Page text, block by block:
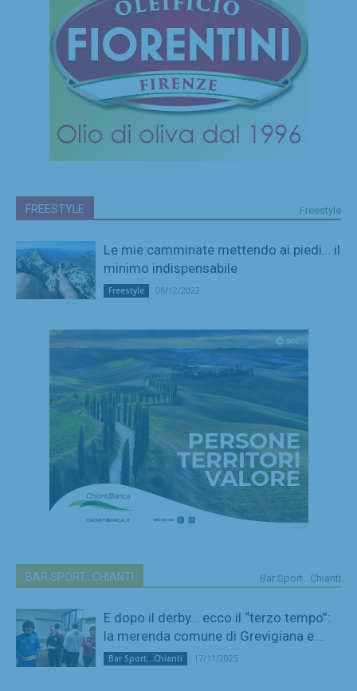
FREESTYLE Freestyle
Le mie camminate mettendo ai piedi… il
minimo indispensabile
Freestyle 06/12/2022
BAR SPORT...CHIANTI Bar Sport...Chianti
E dopo il derby… ecco il “terzo tempo”:
la merenda comune di Grevigiana e...
Bar Sport...Chianti 17/11/2025